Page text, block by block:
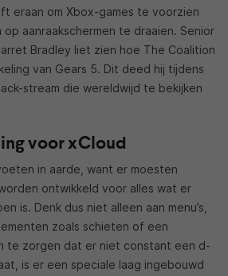
eraan om Xbox-games te voorzien
op aanraakschermen te draaien. Senior
Bradley liet zien hoe The Coalition
van Gears 5. Dit deed hij tijdens
stream die wereldwijd te bekijken
voor xCloud
in aarde, want er moesten
ontwikkeld voor alles wat er
is. Denk dus niet alleen aan menu’s,
zoals schieten of een
te zorgen dat er niet constant een d-
is er een speciale laag ingebouwd